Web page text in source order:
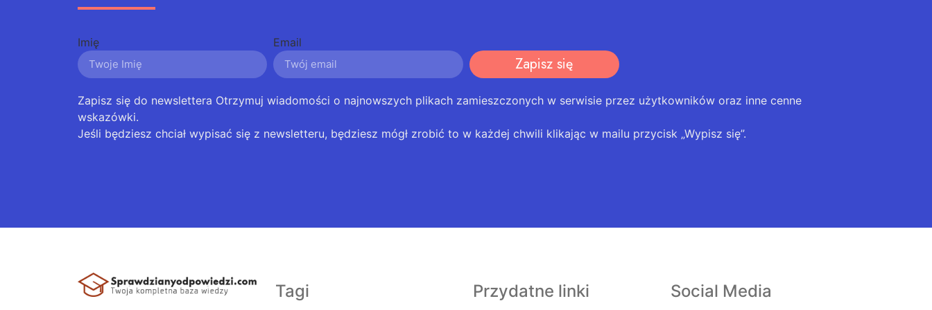
Imię Email
Zapisz się
Zapisz się do newslettera Otrzymuj wiadomości o najnowszych plikach zamieszczonych w serwisie przez użytkowników oraz inne cenne
wskazówki.
Jeśli będziesz chciał wypisać się z newsletteru, będziesz mógł zrobić to w każdej chwili klikając w mailu przycisk „Wypisz się”.
Tagi Przydatne linki Social Media